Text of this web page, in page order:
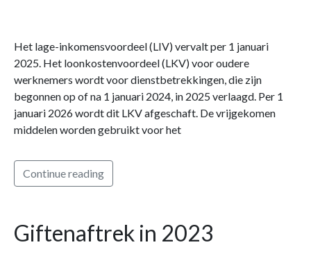
Het lage-inkomensvoordeel (LIV) vervalt per 1 januari
2025. Het loonkostenvoordeel (LKV) voor oudere
werknemers wordt voor dienstbetrekkingen, die zijn
begonnen op of na 1 januari 2024, in 2025 verlaagd. Per 1
januari 2026 wordt dit LKV afgeschaft. De vrijgekomen
middelen worden gebruikt voor het
Continue reading
Giftenaftrek in 2023